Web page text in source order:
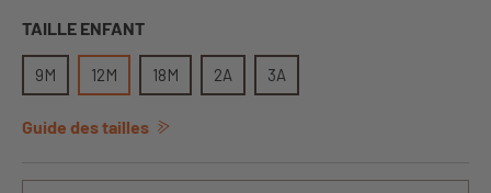
TAILLE ENFANT
9M 12M 18M 2A 3A
Guide des tailles